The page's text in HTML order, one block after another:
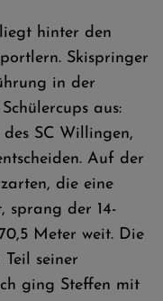
hinter den
Skispringer
in der
aus:
SC Willingen,
Auf der
die eine
sprang der 14-
Meter weit. Die
seiner
ging Steffen mit